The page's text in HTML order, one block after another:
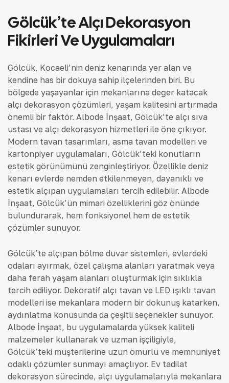
Gölcük’te Alçı Dekorasyon
Fikirleri Ve Uygulamaları
Gölcük, Kocaeli’nin deniz kenarında yer alan ve
kendine has bir dokuya sahip ilçelerinden biri. Bu
bölgede yaşayanlar için mekanlarına değer katacak
alçı dekorasyon çözümleri, yaşam kalitesini artırmada
önemli bir faktör. Albode İnşaat, Gölcük’te alçı sıva
ustası ve alçı dekorasyon hizmetleri ile öne çıkıyor.
Modern tavan tasarımları, asma tavan modelleri ve
kartonpiyer uygulamaları, Gölcük’teki konutların
estetik görünümünü zenginleştiriyor. Özellikle deniz
kenarı evlerde nemden etkilenmeyen, dayanıklı ve
estetik alçıpan uygulamaları tercih edilebilir. Albode
İnşaat, Gölcük’ün mimari özelliklerini göz önünde
bulundurarak, hem fonksiyonel hem de estetik
çözümler sunuyor.
Gölcük’te alçıpan bölme duvar sistemleri, evlerdeki
odaları ayırmak, özel çalışma alanları yaratmak veya
daha ferah yaşam alanları oluşturmak için sıklıkla
tercih ediliyor. Dekoratif alçı tavan ve LED ışıklı tavan
modelleri ise mekanlara modern bir dokunuş katarken,
aydınlatma konusunda da çeşitli seçenekler sunuyor.
Albode İnşaat, bu uygulamalarda yüksek kaliteli
malzemeler kullanarak ve uzman işçiliğiyle,
Gölcük’teki müşterilerine uzun ömürlü ve memnuniyet
odaklı çözümler sunmayı amaçlıyor. Ev tadilat
dekorasyon sürecinde, alçı uygulamalarıyla mekanlara